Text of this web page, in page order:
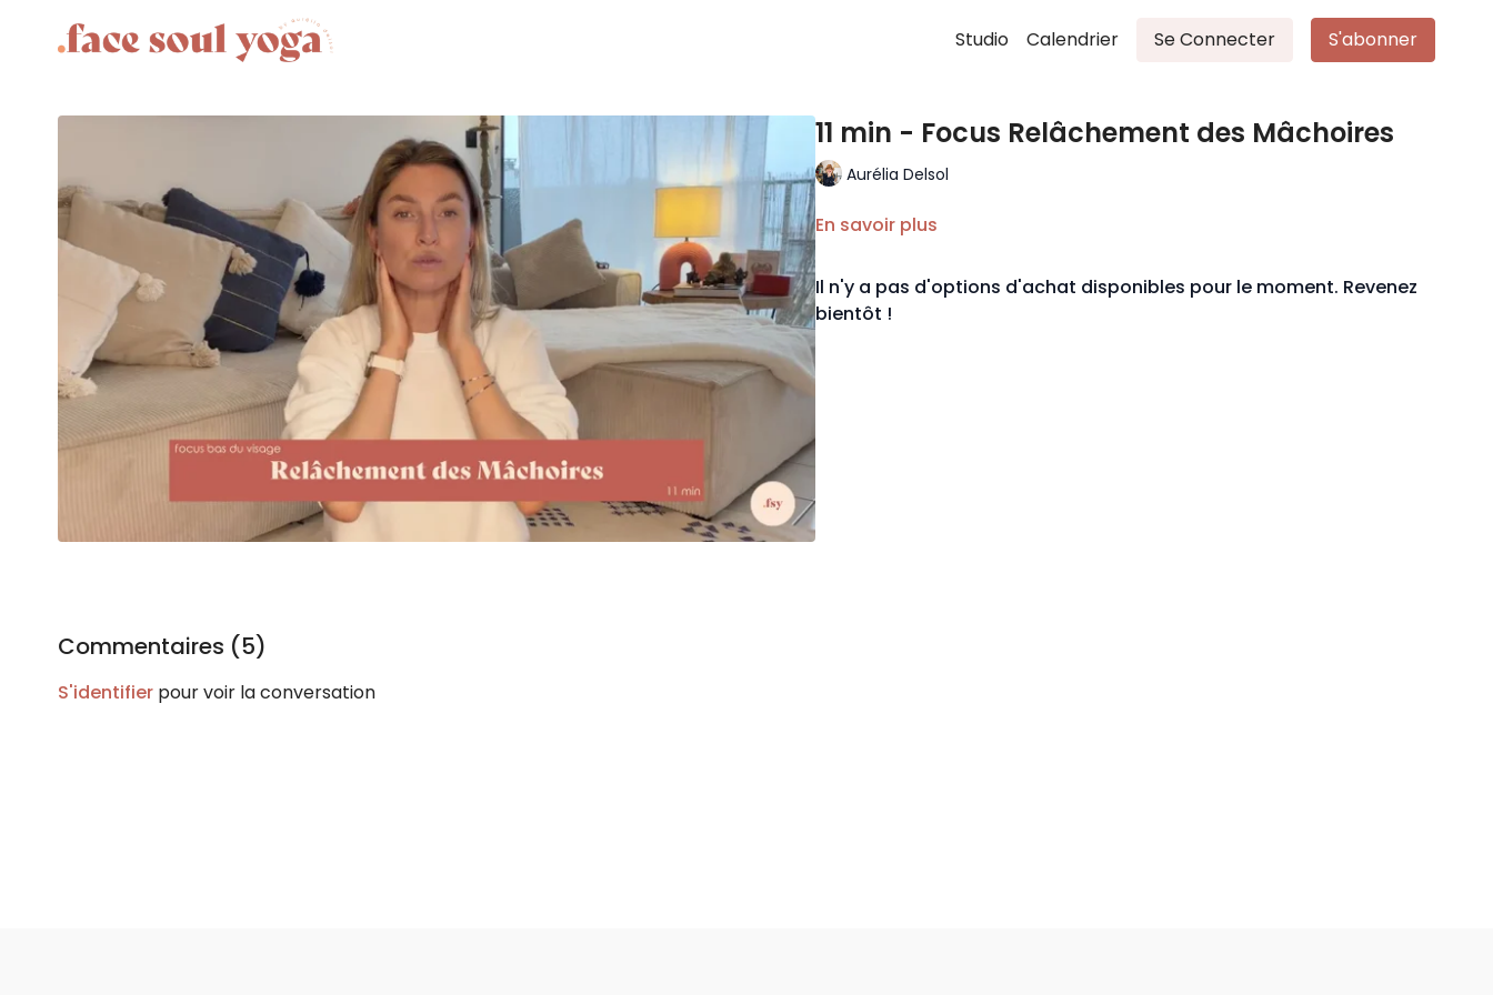
Studio Calendrier Se Connecter S'abonner
11 min - Focus Relâchement des Mâchoires
Aurélia Delsol
En savoir plus
Il n'y a pas d'options d'achat disponibles pour le moment. Revenez
bientôt !
Commentaires (5)
S'identifier pour voir la conversation